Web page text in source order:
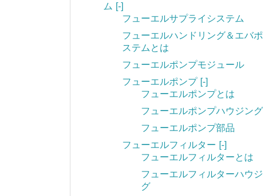
ム [-]
フューエルサプライシステム
フューエルハンドリング＆エバ
ステムとは
フューエルポンプモジュール
フューエルポンプ [-]
フューエルポンプとは
フューエルポンプハウジング
フューエルポンプ部品
フューエルフィルター [-]
フューエルフィルターとは
フューエルフィルターハウ
グ